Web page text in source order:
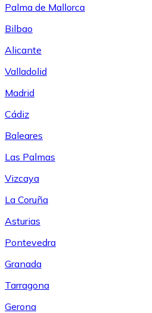
Palma de Mallorca
Bilbao
Alicante
Valladolid
Madrid
Cádiz
Baleares
Las Palmas
Vizcaya
La Coruña
Asturias
Pontevedra
Granada
Tarragona
Gerona